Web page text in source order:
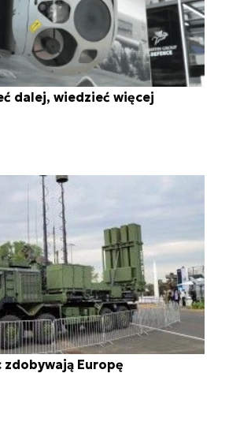
dalej, wiedzieć więcej
zdobywają Europę